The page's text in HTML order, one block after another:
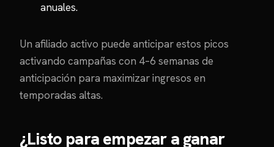
anuales.
Un afiliado activo puede anticipar estos picos
activando campañas con 4–6 semanas de
anticipación para maximizar ingresos en
temporadas altas.
¿Listo para empezar a ganar